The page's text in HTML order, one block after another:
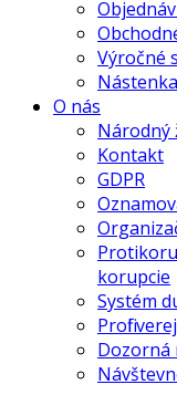
Výročné
O nás
Národný
Kontakt
GDPR
korupcie
Systém
Profil
Dozorná